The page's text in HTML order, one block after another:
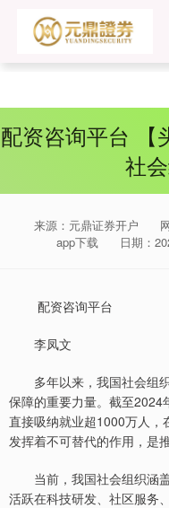
配资咨询平台 【
社
来源：元鼎证券开户
app下载
日期：
配资咨询平台
李凤文
多年以来，我国社会组
保障的重要力量。截至2024
直接吸纳就业超1000万人，
发挥着不可替代的作用，是
当前，我国社会组织涵
活跃在科技研发、社区服务